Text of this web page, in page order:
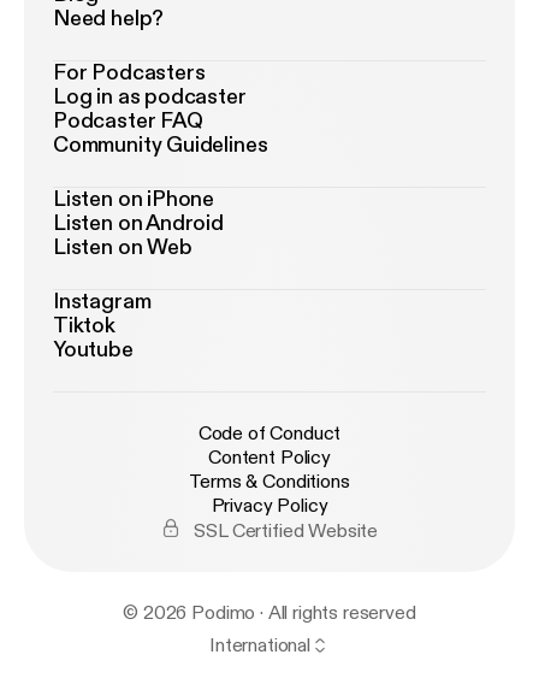
Need help?
For Podcasters
Log in as podcaster
Podcaster FAQ
Community Guidelines
Listen on iPhone
Listen on Android
Listen on Web
Instagram
Tiktok
Youtube
Code of Conduct
Content Policy
Terms & Conditions
Privacy Policy
SSL Certified Website
© 2026 Podimo · All rights reserved
International